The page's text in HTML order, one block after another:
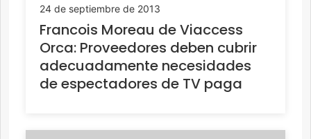
24 de septiembre de 2013
Francois Moreau de Viaccess
Orca: Proveedores deben cubrir
adecuadamente necesidades
de espectadores de TV paga